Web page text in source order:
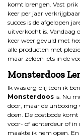
komt brengen. Vast prik
keer per jaar
succes is de afgelopen
uitverkocht is. Vandaag
keer weer gevuld met
alle producten met
maar zelden iets in de
Monsterdoos
Ik was erg blij toen ik
Monsterdoos is. Nu
door, maar de unboxing
doen. De postbode
voor- of achterdeur of in
maakte ik hem open.